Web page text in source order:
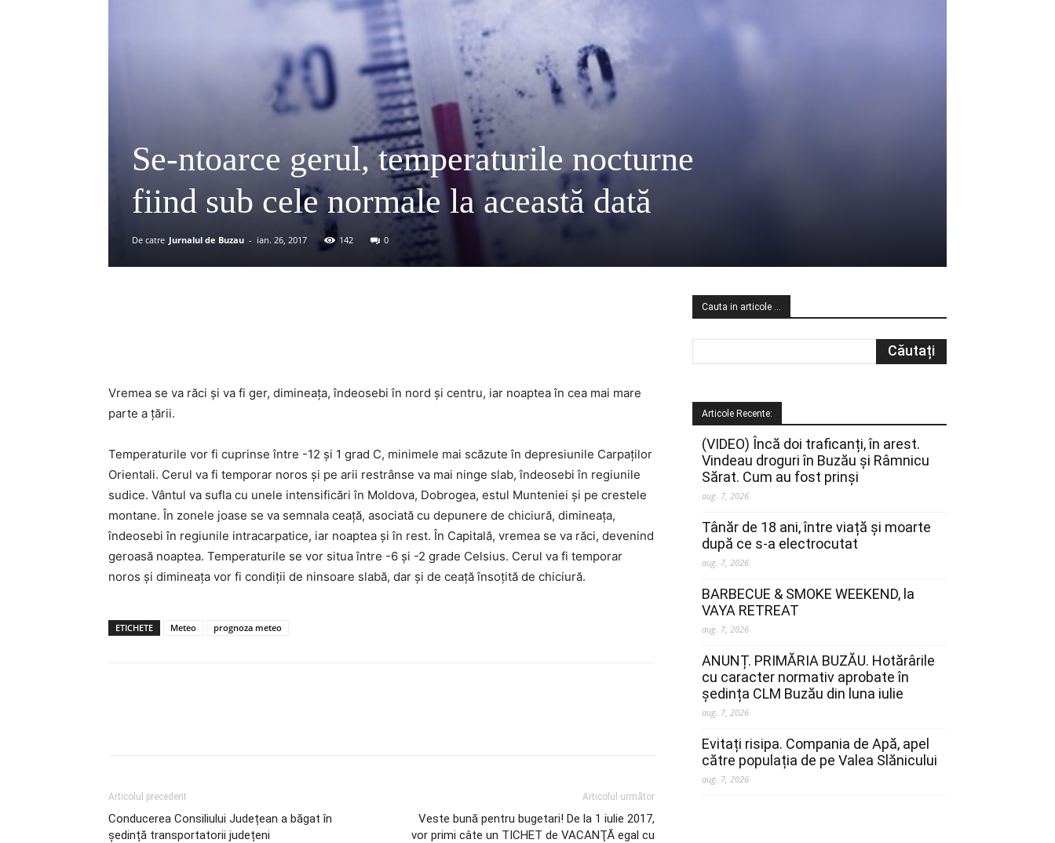
Se-ntoarce gerul, temperaturile nocturne
fiind sub cele normale la această dată
De catre Jurnalul de Buzau - ian. 26, 2017 142 0
Vremea se va răci şi va fi ger, dimineaţa, îndeosebi în nord şi centru, iar noaptea în cea mai mare
parte a ţării.
Temperaturile vor fi cuprinse între -12 şi 1 grad C, minimele mai scăzute în depresiunile Carpaţilor
Orientali. Cerul va fi temporar noros şi pe arii restrânse va mai ninge slab, îndeosebi în regiunile
sudice. Vântul va sufla cu unele intensificări în Moldova, Dobrogea, estul Munteniei şi pe crestele
montane. În zonele joase se va semnala ceaţă, asociată cu depunere de chiciură, dimineaţa,
îndeosebi în regiunile intracarpatice, iar noaptea şi în rest. În Capitală, vremea se va răci, devenind
geroasă noaptea. Temperaturile se vor situa între -6 și -2 grade Celsius. Cerul va fi temporar
noros și dimineața vor fi condiţii de ninsoare slabă, dar și de ceaţă însoțită de chiciură.
ETICHETE Meteo prognoza meteo
Articolul precedent
Conducerea Consiliului Județean a băgat în
ședință transportatorii județeni
Articolul următor
Veste bună pentru bugetari! De la 1 iulie 2017,
vor primi câte un TICHET de VACANŢĂ egal cu
Cauta in articole …
Articole Recente:
(VIDEO) Încă doi traficanți, în arest.
Vindeau droguri în Buzău și Râmnicu
Sărat. Cum au fost prinși
aug. 7, 2026
Tânăr de 18 ani, între viață și moarte
după ce s-a electrocutat
aug. 7, 2026
BARBECUE & SMOKE WEEKEND, la
VAYA RETREAT
aug. 7, 2026
ANUNȚ. PRIMĂRIA BUZĂU. Hotărârile
cu caracter normativ aprobate în
ședința CLM Buzău din luna iulie
aug. 7, 2026
Evitați risipa. Compania de Apă, apel
către populația de pe Valea Slănicului
aug. 7, 2026